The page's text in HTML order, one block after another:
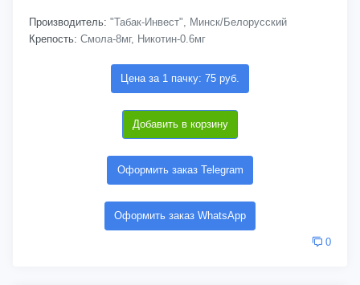
Производитель: "Табак-Инвест", Минск/Белорусский
Крепость: Смола-8мг, Никотин-0.6мг
Цена за 1 пачку: 75 руб.
Добавить в корзину
Оформить заказ Telegram
Оформить заказ WhatsApp
0